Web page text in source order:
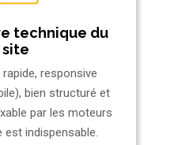
technique du
site
responsive
bien structuré et
par les moteurs
est indispensable.